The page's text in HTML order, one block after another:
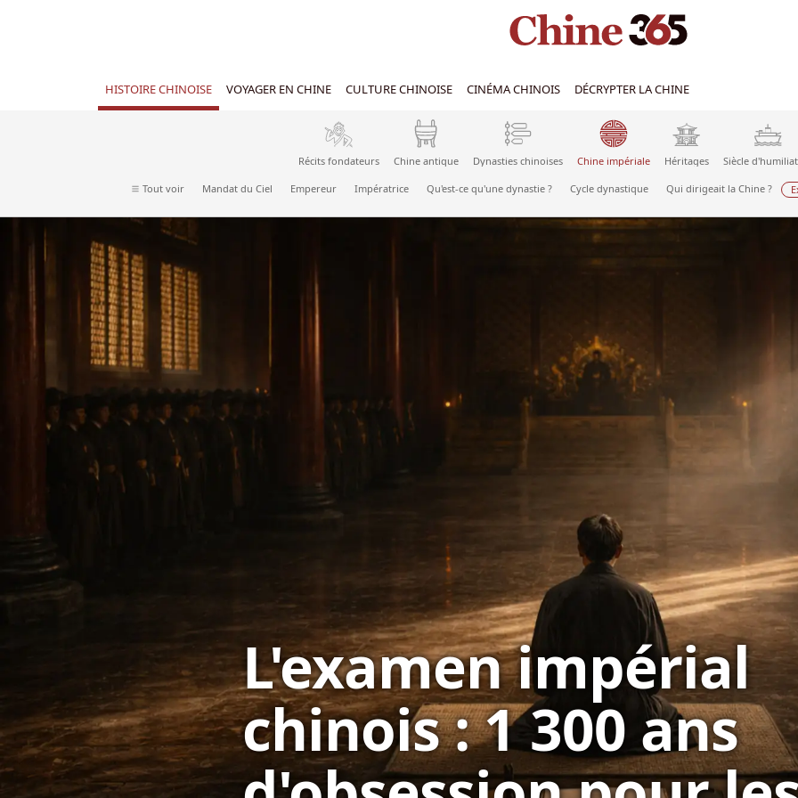
HISTOIRE CHINOISE VOYAGER EN CHINE CULTURE CHINOISE CINÉMA CHINOIS DÉCRYPTER LA CHINE
Récits fondateurs Chine antique Dynasties chinoises Chine impériale Héritages Siècle
Tout voir Mandat du Ciel Empereur Impératrice Qu'est-ce qu'une dynastie ? Cycle dynastique Qui dirigeait la Chine ?
L'examen impérial
chinois : 1 300 ans